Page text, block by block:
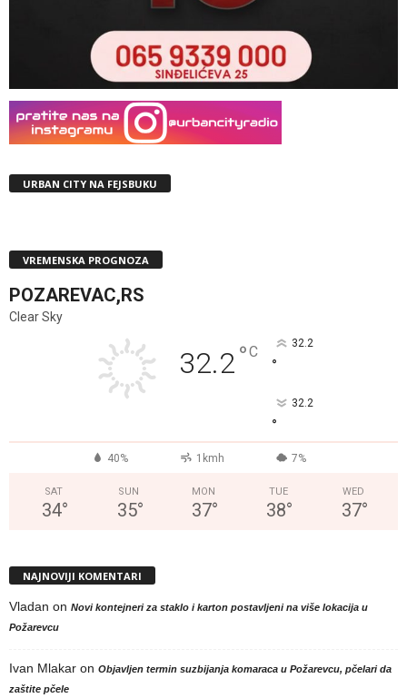
URBAN CITY NA FEJSBUKU
VREMENSKA PROGNOZA
POZAREVAC,RS
Clear Sky
32.2°C 32.2
°
32.2
°
40% 1kmh 7%
SAT
34°
SUN
35°
MON
37°
TUE
38°
WED
37°
NAJNOVIJI KOMENTARI
Vladan on Novi kontejneri za staklo i karton postavljeni na više lokacija u
Požarevcu
Ivan Mlakar on Objavljen termin suzbijanja komaraca u Požarevcu, pčelari da
zaštite pčele